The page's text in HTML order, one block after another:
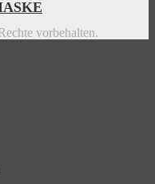
vorbehalten.